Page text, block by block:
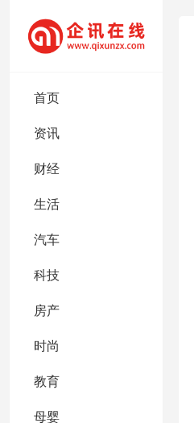
首页
资讯
财经
生活
汽车
科技
房产
时尚
教育
母婴